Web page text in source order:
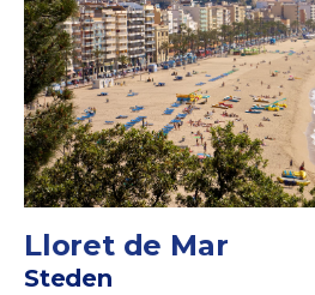
Lloret de Mar
Steden